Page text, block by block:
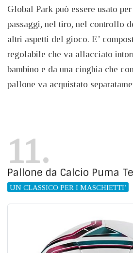
Global Park può essere usato
passaggi, nel tiro, nel controllo
altri aspetti del gioco. E’
regolabile che va allacciato
bambino e da una cinghia che
pallone va acquistato
11
Pallone da Calcio Puma
UN CLASSICO PER I MASCHIETTI’